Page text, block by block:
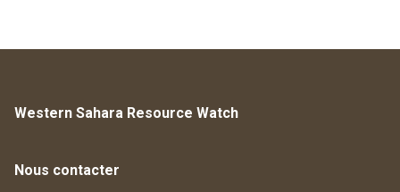
Western Sahara Resource Watch
Nous contacter